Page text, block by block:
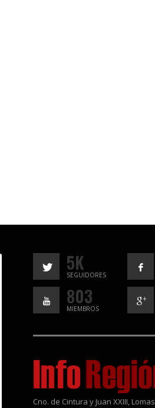
5K
SEGUIDORES
803
MIEMBROS
Cno. de Cintura y Juan XXIII,